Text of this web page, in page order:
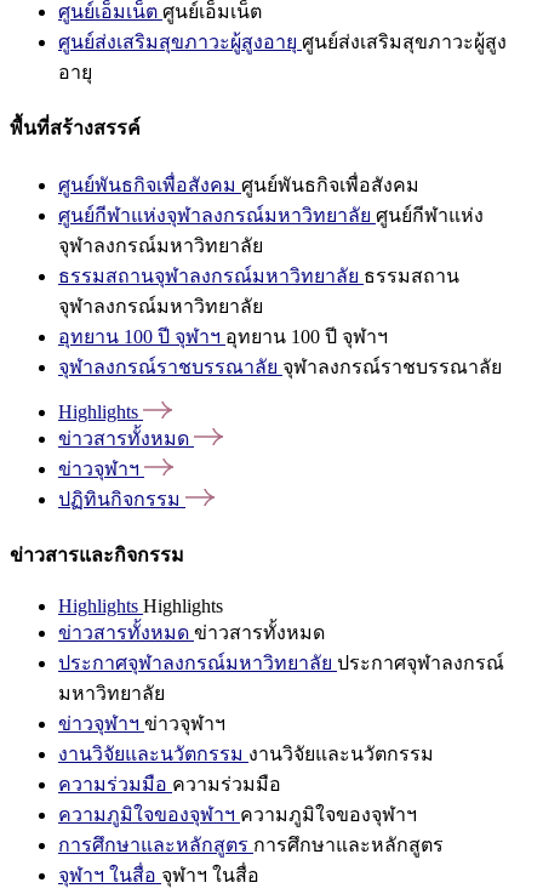
ศูนย์เอ็มเน็ต ศูนย์เอ็มเน็ต
ศูนย์ส่งเสริมสุขภาวะผู้สูงอายุ ศูนย์ส่งเสริมสุขภาวะผู้สูง
อายุ
พื้นที่สร้างสรรค์
ศูนย์พันธกิจเพื่อสังคม ศูนย์พันธกิจเพื่อสังคม
ศูนย์กีฬาแห่งจุฬาลงกรณ์มหาวิทยาลัย ศูนย์กีฬาแห่ง
จุฬาลงกรณ์มหาวิทยาลัย
ธรรมสถานจุฬาลงกรณ์มหาวิทยาลัย ธรรมสถาน
จุฬาลงกรณ์มหาวิทยาลัย
อุทยาน 100 ปี จุฬาฯ อุทยาน 100 ปี จุฬาฯ
จุฬาลงกรณ์ราชบรรณาลัย จุฬาลงกรณ์ราชบรรณาลัย
Highlights
ข่าวสารทั้งหมด
ข่าวจุฬาฯ
ปฏิทินกิจกรรม
ข่าวสารและกิจกรรม
Highlights Highlights
ข่าวสารทั้งหมด ข่าวสารทั้งหมด
ประกาศจุฬาลงกรณ์มหาวิทยาลัย ประกาศจุฬาลงกรณ์
มหาวิทยาลัย
ข่าวจุฬาฯ ข่าวจุฬาฯ
งานวิจัยและนวัตกรรม งานวิจัยและนวัตกรรม
ความร่วมมือ ความร่วมมือ
ความภูมิใจของจุฬาฯ ความภูมิใจของจุฬาฯ
การศึกษาและหลักสูตร การศึกษาและหลักสูตร
จุฬาฯ ในสื่อ จุฬาฯ ในสื่อ